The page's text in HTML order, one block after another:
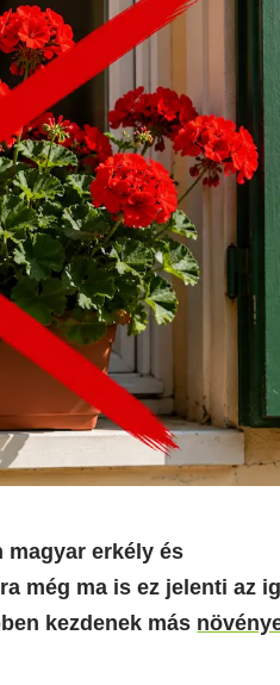
magyar erkély és
még ma is ez jelenti az
kezdenek más